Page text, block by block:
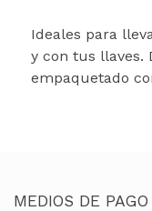
Ideales para
y con tus llaves.
empaquetado
MEDIOS DE PAGO